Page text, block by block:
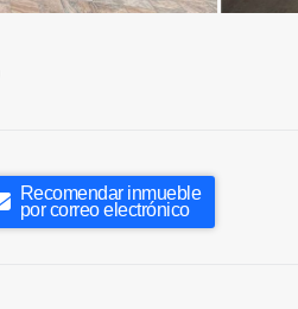
Recomendar inmueble
por correo electrónico